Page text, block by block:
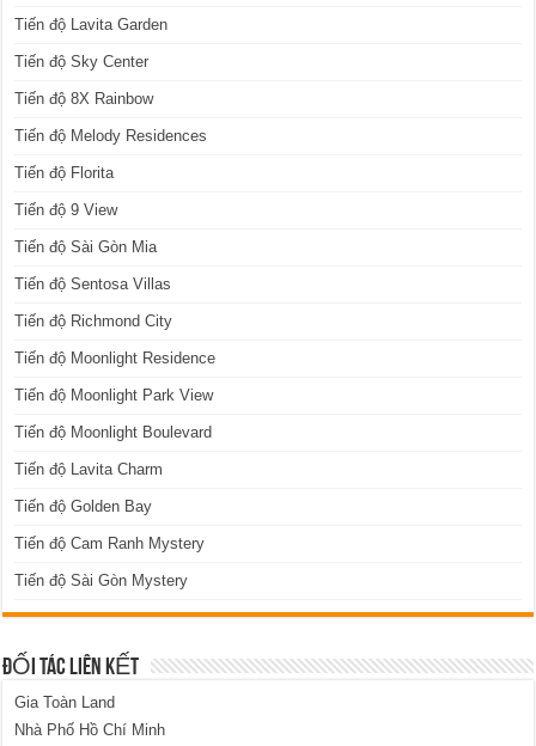
Tiến độ Lavita Garden
Tiến độ Sky Center
Tiến độ 8X Rainbow
Tiến độ Melody Residences
Tiến độ Florita
Tiến độ 9 View
Tiến độ Sài Gòn Mia
Tiến độ Sentosa Villas
Tiến độ Richmond City
Tiến độ Moonlight Residence
Tiến độ Moonlight Park View
Tiến độ Moonlight Boulevard
Tiến độ Lavita Charm
Tiến độ Golden Bay
Tiến độ Cam Ranh Mystery
Tiến độ Sài Gòn Mystery
ĐỐI TÁC LIÊN KẾT
Gia Toàn Land
Nhà Phố Hồ Chí Minh